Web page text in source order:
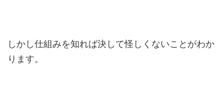
しかし仕組みを知れば決して怪しくないことがわか
ります。